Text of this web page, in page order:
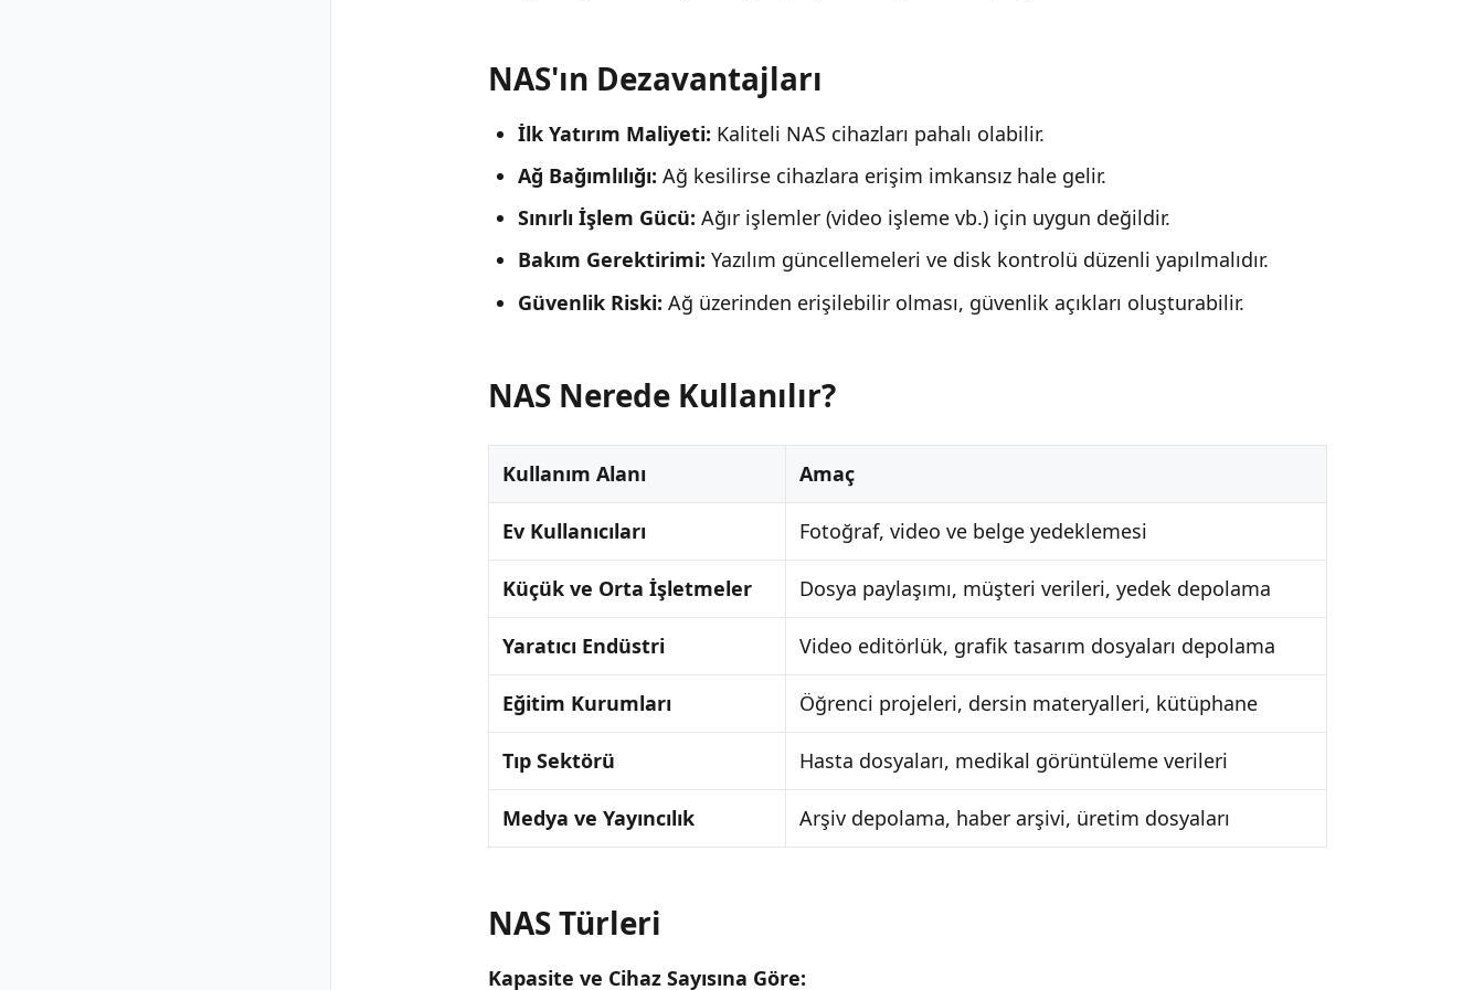
NAS'ın Dezavantajları
İlk Yatırım Maliyeti: Kaliteli NAS cihazları pahalı olabilir.
Ağ Bağımlılığı: Ağ kesilirse cihazlara erişim imkansız hale gelir.
Sınırlı İşlem Gücü: Ağır işlemler (video işleme vb.) için uygun değildir.
Bakım Gerektirimi: Yazılım güncellemeleri ve disk kontrolü düzenli yapılmalıdır.
Güvenlik Riski: Ağ üzerinden erişilebilir olması, güvenlik açıkları oluşturabilir.
NAS Nerede Kullanılır?
Kullanım Alanı Amaç
Ev Kullanıcıları Fotoğraf, video ve belge yedeklemesi
Küçük ve Orta İşletmeler Dosya paylaşımı, müşteri verileri, yedek depolama
Yaratıcı Endüstri Video editörlük, grafik tasarım dosyaları depolama
Eğitim Kurumları Öğrenci projeleri, dersin materyalleri, kütüphane
Tıp Sektörü Hasta dosyaları, medikal görüntüleme verileri
Medya ve Yayıncılık Arşiv depolama, haber arşivi, üretim dosyaları
NAS Türleri
Kapasite ve Cihaz Sayısına Göre: